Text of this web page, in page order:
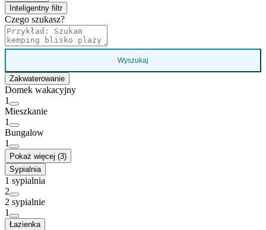
Inteligentny filtr
Czego szukasz?
Wyszukaj
Zakwaterowanie
Domek wakacyjny
1
Mieszkanie
1
Bungalow
1
Pokaż więcej (3)
Sypialnia
1 sypialnia
2
2 sypialnie
1
Łazienka